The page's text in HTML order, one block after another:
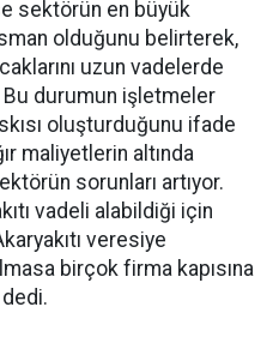
sektörün en büyük
olduğunu belirterek,
uzun vadelerde
durumun işletmeler
oluşturduğunu ifade
maliyetlerin altında
sorunları artıyor.
vadeli alabildiği için
veresiye
birçok firma kapısına